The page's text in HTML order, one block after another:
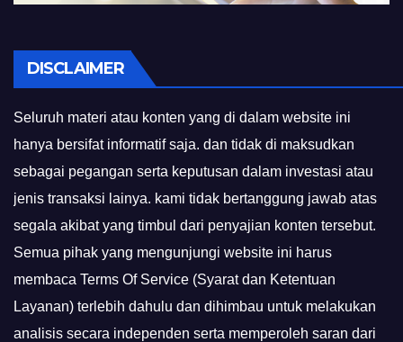
DISCLAIMER
Seluruh materi atau konten yang di dalam website ini
hanya bersifat informatif saja. dan tidak di maksudkan
sebagai pegangan serta keputusan dalam investasi atau
jenis transaksi lainya. kami tidak bertanggung jawab atas
segala akibat yang timbul dari penyajian konten tersebut.
Semua pihak yang mengunjungi website ini harus
membaca Terms Of Service (Syarat dan Ketentuan
Layanan) terlebih dahulu dan dihimbau untuk melakukan
analisis secara independen serta memperoleh saran dari